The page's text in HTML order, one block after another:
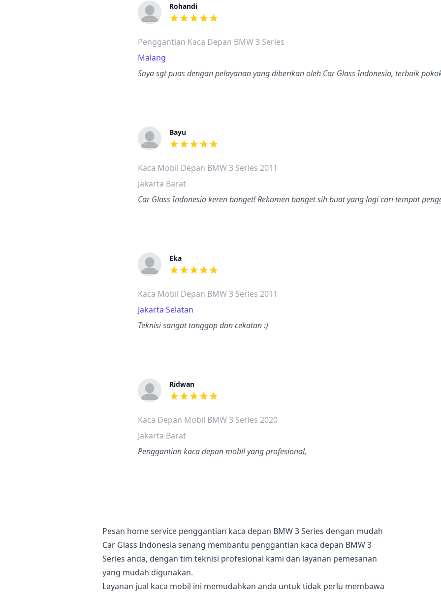
Rohandi
dari ulasan adalah bintang lima
Penggantian Kaca Depan BMW 3 Series
Malang
Saya sgt puas dengan pelayanan yang diberikan oleh Car Glass Indonesia, terbaik
Bayu
dari ulasan adalah bintang lima
Kaca Mobil Depan BMW 3 Series 2011
Jakarta Barat
Car Glass Indonesia keren banget! Rekomen banget sih buat yang lagi cari tempat
Eka
dari ulasan adalah bintang lima
Kaca Mobil Depan BMW 3 Series 2011
Jakarta Selatan
Teknisi sangat tanggap dan cekatan :)
Ridwan
dari ulasan adalah bintang lima
Kaca Depan Mobil BMW 3 Series 2020
Jakarta Barat
Penggantian kaca depan mobil yang profesional,
Pesan home service penggantian kaca depan BMW 3 Series dengan mudah
Car Glass Indonesia senang membantu penggantian kaca depan BMW 3
Series anda, dengan tim teknisi profesional kami dan layanan pemesanan
yang mudah digunakan.
Layanan jual kaca mobil ini memudahkan anda untuk tidak perlu membawa